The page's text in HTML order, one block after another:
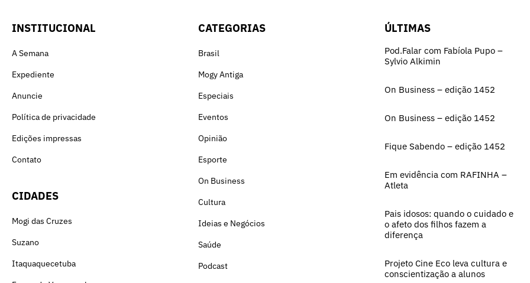
INSTITUCIONAL
A Semana
Expediente
Anuncie
Política de privacidade
Edições impressas
Contato
CIDADES
Mogi das Cruzes
Suzano
Itaquaquecetuba
CATEGORIAS
Brasil
Mogy Antiga
Especiais
Eventos
Opinião
Esporte
On Business
Cultura
Ideias e Negócios
Saúde
Podcast
ÚLTIMAS
Pod.Falar com Fabíola Pupo –
Sylvio Alkimin
On Business – edição 1452
On Business – edição 1452
Fique Sabendo – edição 1452
Em evidência com RAFINHA –
Atleta
Pais idosos: quando o cuidado e
o afeto dos filhos fazem a
diferença
Projeto Cine Eco leva cultura e
conscientização a alunos